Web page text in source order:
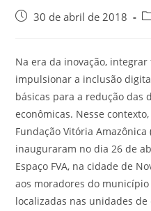
30 de abril de 2018
Na era da inovação,
impulsionar a inclusão
básicas para a redução das
econômicas. Nesse
Fundação Vitória Amazônica
inauguraram no dia 26 de
Espaço FVA, na cidade de
aos moradores do
localizadas nas unidades